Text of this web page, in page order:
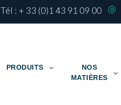
Tél : + 33 (0)1 43 91 09 00
PRODUITS
NOS
MATIÈRES